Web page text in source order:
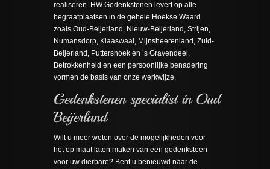
realiseren. HW Gedenkstenen levert op alle
begraafplaatsen in de gehele Hoekse Waard
zoals Oud-Beijerland, Nieuw-Beijerland, Strijen,
Numansdorp, Klaaswaal, Mijnsheerenland, Zuid-
Beijerland, Puttershoek en ’s Gravendeel.
Betrokkenheid en een persoonlijke benadering
vormen de basis van onze werkwijze.
Wilt u meer weten over de mogelijkheden voor
het op maat laten maken van een gedenksteen
voor uw dierbare? Bent u benieuwd naar de